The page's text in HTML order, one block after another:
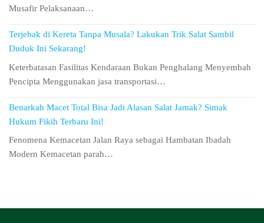
Musafir Pelaksanaan…
Terjebak di Kereta Tanpa Musala? Lakukan Trik Salat Sambil
Duduk Ini Sekarang!
Keterbatasan Fasilitas Kendaraan Bukan Penghalang Menyembah
Pencipta Menggunakan jasa transportasi…
Benarkah Macet Total Bisa Jadi Alasan Salat Jamak? Simak
Hukum Fikih Terbaru Ini!
Fenomena Kemacetan Jalan Raya sebagai Hambatan Ibadah
Modern Kemacetan parah…